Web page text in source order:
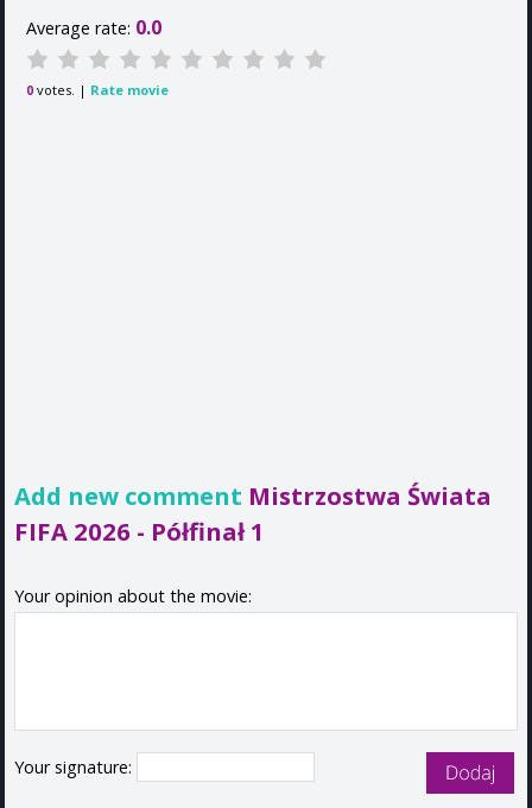
Average rate: 0.0
0 votes. | Rate movie
Add new comment Mistrzostwa Świata
FIFA 2026 - Półfinał 1
Your opinion about the movie:
Your signature: